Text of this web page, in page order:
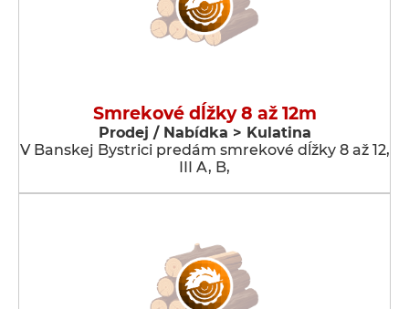
Smrekové dĺžky 8 až 12m
Prodej / Nabídka > Kulatina
V Banskej Bystrici predám smrekové dĺžky 8 až 12,
III A, B,